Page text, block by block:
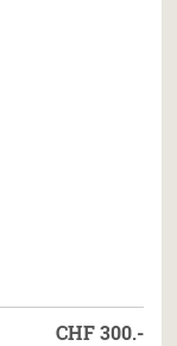
CHF300.-